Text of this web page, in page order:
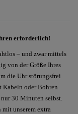
erforderlich!
– und zwar mittels
von der Größe Ihres
die Uhr störungsfrei
Kabeln oder Bohren
30 Minuten selbst.
unserem extra